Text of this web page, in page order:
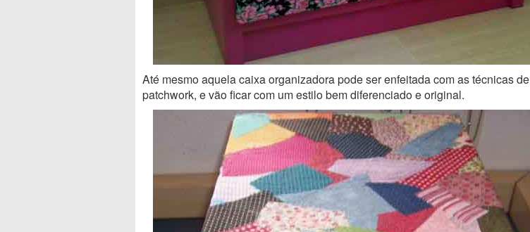
Até mesmo aquela caixa organizadora pode ser enfeitada com as técnicas de
patchwork, e vão ficar com um estilo bem diferenciado e original.